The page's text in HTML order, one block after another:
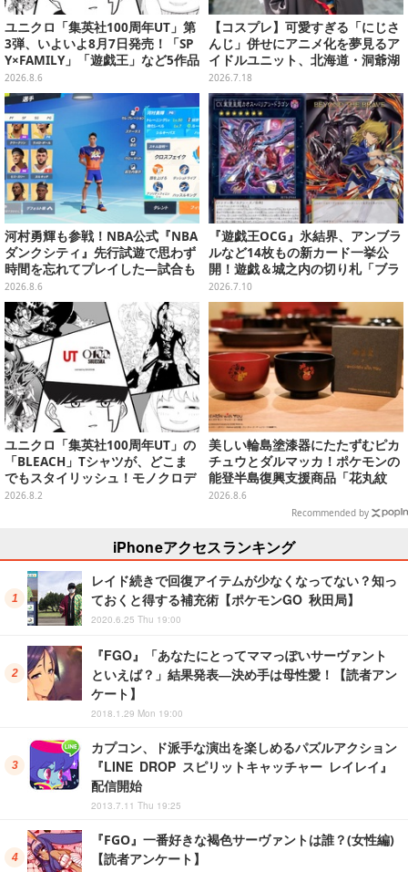
ユニクロ「集英社100周年UT」第
3弾、いよいよ8月7日発売！「SP
Y×FAMILY」「遊戯王」など5作品
をデザイン
2026.8.6
【コスプレ】可愛すぎる「にじさ
んじ」併せにアニメ化を夢見るア
イドルユニット、北海道・洞爺湖
に花開く可憐なレイヤー10選【写
真46枚】
2026.7.18
河村勇輝も参戦！NBA公式『NBA
ダンクシティ』先行試遊で思わず
時間を忘れてプレイした―試合も
育成もバッシュ作るのも楽しいぞ
2026.8.6
『遊戯王OCG』氷結界、アンブラ
ルなど14枚もの新カード一挙公
開！遊戯＆城之内の切り札「ブラ
ック・デーモンズ・ドラゴン」も
新たな装いで登場
2026.7.10
ユニクロ「集英社100周年UT」の
「BLEACH」Tシャツが、どこま
でもスタイリッシュ！モノクロデ
ザインもクール
2026.8.2
美しい輪島塗漆器にたたずむピカ
チュウとダルマッカ！ポケモンの
能登半島復興支援商品「花丸紋
椀」が8月8日発売
2026.8.6
Recommended by
iPhoneアクセスランキング
レイド続きで回復アイテムが少なくなってない？知っ
ておくと得する補充術【ポケモンGO 秋田局】
2020.6.25 Thu 19:00
『FGO』「あなたにとってママっぽいサーヴァント
といえば？」結果発表―決め手は母性愛！【読者アン
ケート】
2018.1.29 Mon 19:00
カプコン、ド派手な演出を楽しめるパズルアクション
『LINE DROP スピリットキャッチャー レイレイ』
配信開始
2013.7.11 Thu 19:25
『FGO』一番好きな褐色サーヴァントは誰？(女性編)
【読者アンケート】